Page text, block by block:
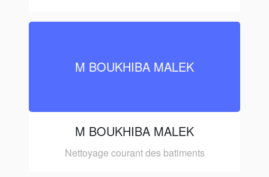
M BOUKHIBA MALEK
M BOUKHIBA MALEK
Nettoyage courant des batiments